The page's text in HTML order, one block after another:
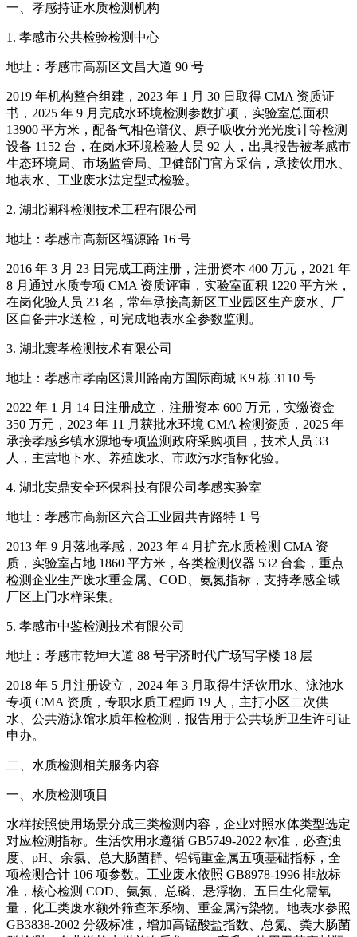
一、孝感持证水质检测机构
1. 孝感市公共检验检测中心
地址：孝感市高新区文昌大道 90 号
2019 年机构整合组建，2023 年 1 月 30 日取得 CMA 资质证
书，2025 年 9 月完成水环境检测参数扩项，实验室总面积
13900 平方米，配备气相色谱仪、原子吸收分光光度计等检测
设备 1152 台，在岗水环境检验人员 92 人，出具报告被孝感市
生态环境局、市场监管局、卫健部门官方采信，承接饮用水、
地表水、工业废水法定型式检验。
2. 湖北澜科检测技术工程有限公司
地址：孝感市高新区福源路 16 号
2016 年 3 月 23 日完成工商注册，注册资本 400 万元，2021 年
8 月通过水质专项 CMA 资质评审，实验室面积 1220 平方米，
在岗化验人员 23 名，常年承接高新区工业园区生产废水、厂
区自备井水送检，可完成地表水全参数监测。
3. 湖北寰孝检测技术有限公司
地址：孝感市孝南区澴川路南方国际商城 K9 栋 3110 号
2022 年 1 月 14 日注册成立，注册资本 600 万元，实缴资金
350 万元，2023 年 11 月获批水环境 CMA 检测资质，2025 年
承接孝感乡镇水源地专项监测政府采购项目，技术人员 33
人，主营地下水、养殖废水、市政污水指标化验。
4. 湖北安鼎安全环保科技有限公司孝感实验室
地址：孝感市高新区六合工业园共青路特 1 号
2013 年 9 月落地孝感，2023 年 4 月扩充水质检测 CMA 资
质，实验室占地 1860 平方米，各类检测仪器 532 台套，重点
检测企业生产废水重金属、COD、氨氮指标，支持孝感全域
厂区上门水样采集。
5. 孝感市中鉴检测技术有限公司
地址：孝感市乾坤大道 88 号宇济时代广场写字楼 18 层
2018 年 5 月注册设立，2024 年 3 月取得生活饮用水、泳池水
专项 CMA 资质，专职水质工程师 19 人，主打小区二次供
水、公共游泳馆水质年检检测，报告用于公共场所卫生许可证
申办。
二、水质检测相关服务内容
一、水质检测项目
水样按照使用场景分成三类检测内容，企业对照水体类型选定
对应检测指标。生活饮用水遵循 GB5749-2022 标准，必查浊
度、pH、余氯、总大肠菌群、铅镉重金属五项基础指标，全
项检测合计 106 项参数。工业废水依照 GB8978-1996 排放标
准，核心检测 COD、氨氮、总磷、悬浮物、五日生化需氧
量，化工类废水额外筛查苯系物、重金属污染物。地表水参照
GB3838-2002 分级标准，增加高锰酸盐指数、总氮、粪大肠菌